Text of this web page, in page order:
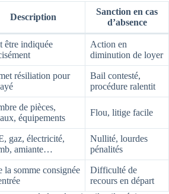
Description
Sanction en cas
d’absence
être indiquée
Action en
diminution de loyer
résiliation pour
Bail contesté,
procédure ralentit
de pièces,
équipements
Flou, litige facile
gaz, électricité,
amiante…
Nullité, lourdes
pénalités
la somme consignée
Difficulté de
recours en départ